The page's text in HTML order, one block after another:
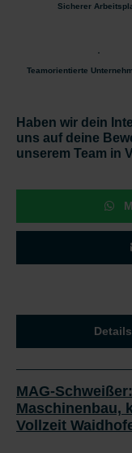
Sicherer
Teamorientierte
Haben wir dein
uns auf deine
unserem Team in
MAG-
Maschinenbau,
Vollzeit